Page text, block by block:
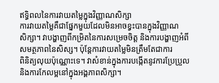
ឥទ្ធិពលនៃការវាយតម្លៃក្នុងវិញ្ញាណសិក្សា
ការវាយតម្លៃគឺជាផ្នែកមួយដែលមិនអាចខ្វះបានក្នុងវិញ្ញាណ
សិក្សា។ វាបង្ហាញពីកម្រិតនៃការសម្រេចចិត្ត និងការបង្ហាញអំពី
សមត្ថភាពនៃសិស្ស។ ប៉ុន្តែការវាយតម្លៃមិនត្រឹមតែជាការ
ពិនិត្យលុយប៉ុណ្ណោះទេ។ វាសំខាន់ក្នុងការបង្កើតនូវការប្រែប្រួល
និងការកែលម្អនៅក្នុងអង្គភាពសិក្សា។